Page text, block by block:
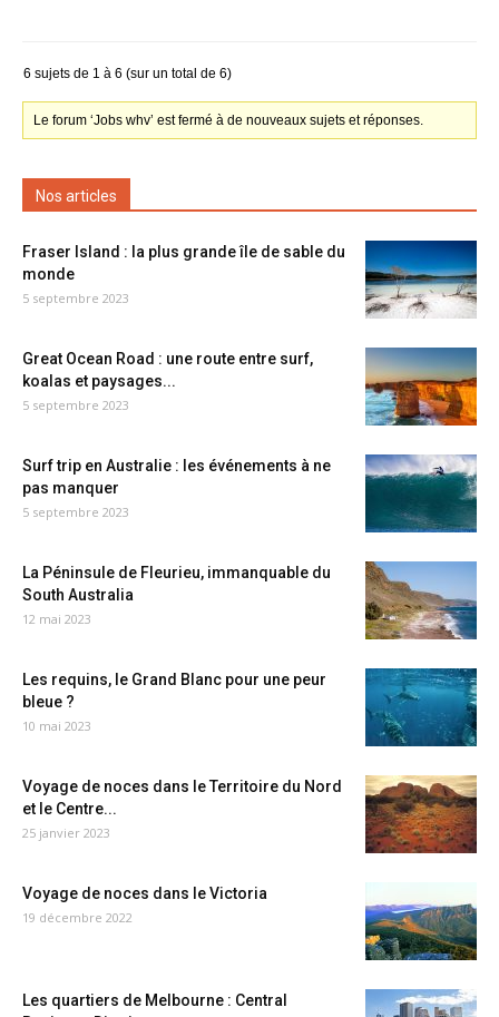
6 sujets de 1 à 6 (sur un total de 6)
Le forum ‘Jobs whv’ est fermé à de nouveaux sujets et réponses.
Nos articles
Fraser Island : la plus grande île de sable du
monde
5 septembre 2023
Great Ocean Road : une route entre surf,
koalas et paysages...
5 septembre 2023
Surf trip en Australie : les événements à ne
pas manquer
5 septembre 2023
La Péninsule de Fleurieu, immanquable du
South Australia
12 mai 2023
Les requins, le Grand Blanc pour une peur
bleue ?
10 mai 2023
Voyage de noces dans le Territoire du Nord
et le Centre...
25 janvier 2023
Voyage de noces dans le Victoria
19 décembre 2022
Les quartiers de Melbourne : Central